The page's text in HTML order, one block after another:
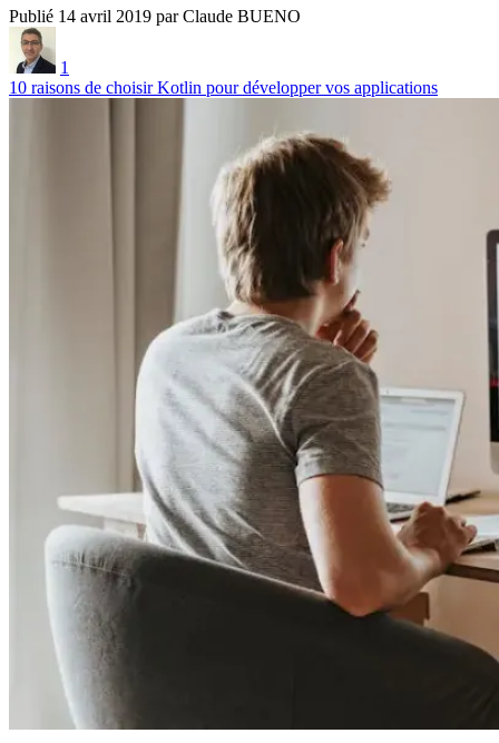
Publié 14 avril 2019 par Claude BUENO
1
10 raisons de choisir Kotlin pour développer vos applications